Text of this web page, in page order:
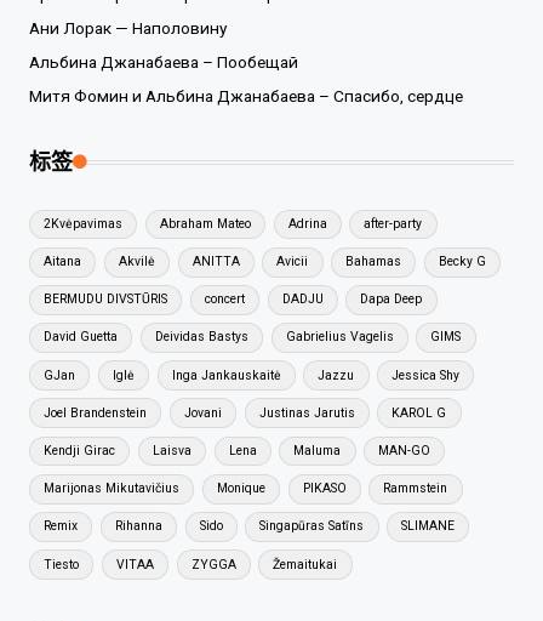
Ани Лорак — Наполовину
Альбина Джанабаева – Пообещай
Митя Фомин и Альбина Джанабаева – Спасибо, сердце
标签
2Kvėpavimas Abraham Mateo Adrina after-party
Aitana Akvilė ANITTA Avicii Bahamas Becky G
BERMUDU DIVSTŪRIS concert DADJU Dapa Deep
David Guetta Deividas Bastys Gabrielius Vagelis GIMS
GJan Iglė Inga Jankauskaitė Jazzu Jessica Shy
Joel Brandenstein Jovani Justinas Jarutis KAROL G
Kendji Girac Laisva Lena Maluma MAN-GO
Marijonas Mikutavičius Monique PIKASO Rammstein
Remix Rihanna Sido Singapūras Satīns SLIMANE
Tiesto VITAA ZYGGA Žemaitukai